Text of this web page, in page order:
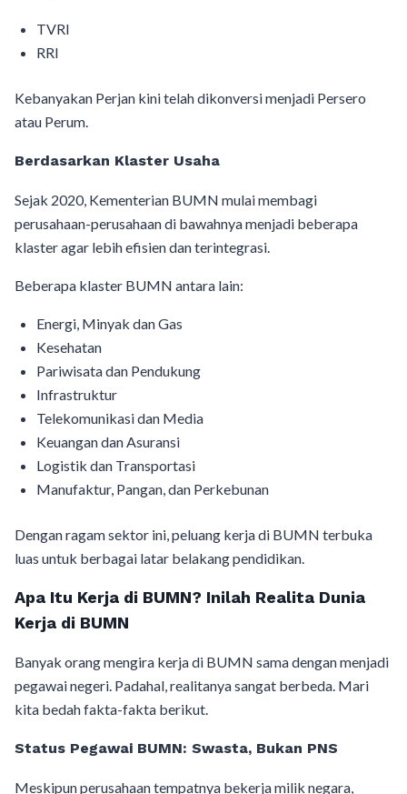
TVRI
RRI
Kebanyakan Perjan kini telah dikonversi menjadi Persero
atau Perum.
Berdasarkan Klaster Usaha
Sejak 2020, Kementerian BUMN mulai membagi
perusahaan-perusahaan di bawahnya menjadi beberapa
klaster agar lebih efisien dan terintegrasi.
Beberapa klaster BUMN antara lain:
Energi, Minyak dan Gas
Kesehatan
Pariwisata dan Pendukung
Infrastruktur
Telekomunikasi dan Media
Keuangan dan Asuransi
Logistik dan Transportasi
Manufaktur, Pangan, dan Perkebunan
Dengan ragam sektor ini, peluang kerja di BUMN terbuka
luas untuk berbagai latar belakang pendidikan.
Apa Itu Kerja di BUMN? Inilah Realita Dunia
Kerja di BUMN
Banyak orang mengira kerja di BUMN sama dengan menjadi
pegawai negeri. Padahal, realitanya sangat berbeda. Mari
kita bedah fakta-fakta berikut.
Status Pegawai BUMN: Swasta, Bukan PNS
Meskipun perusahaan tempatnya bekerja milik negara,